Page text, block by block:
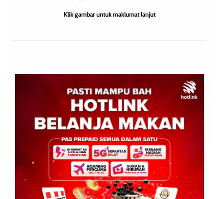
SUKAN WILAYAH SABAH
Atlet Muda Tenom Cipta Nama, Wakili Sabah ke MSSM
Kebangsaan di Labuan
April 10, 2026 0
Klik gambar untuk maklumat lanjut